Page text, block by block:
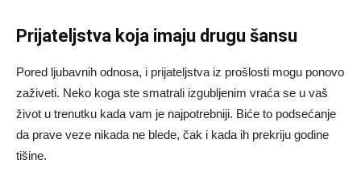
Prijateljstva koja imaju drugu šansu
Pored ljubavnih odnosa, i prijateljstva iz prošlosti mogu ponovo
zaživeti. Neko koga ste smatrali izgubljenim vraća se u vaš
život u trenutku kada vam je najpotrebniji. Biće to podsećanje
da prave veze nikada ne blede, čak i kada ih prekriju godine
tišine.